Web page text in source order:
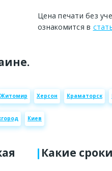
Цена печати без
ознакомится в
Житомир Херсон Краматорск
Киев
Какие